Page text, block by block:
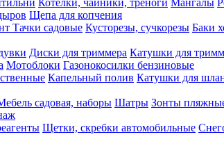
Щепа для копчения
Тачки садовые Кусторезы, сучкорезы Баки
Диски для триммера Катушки для
Мотоблоки Газонокосилки бензиновые
Капельный полив Катушки для
садовая, наборы Шатры Зонты
Щетки, скребки автомобильные